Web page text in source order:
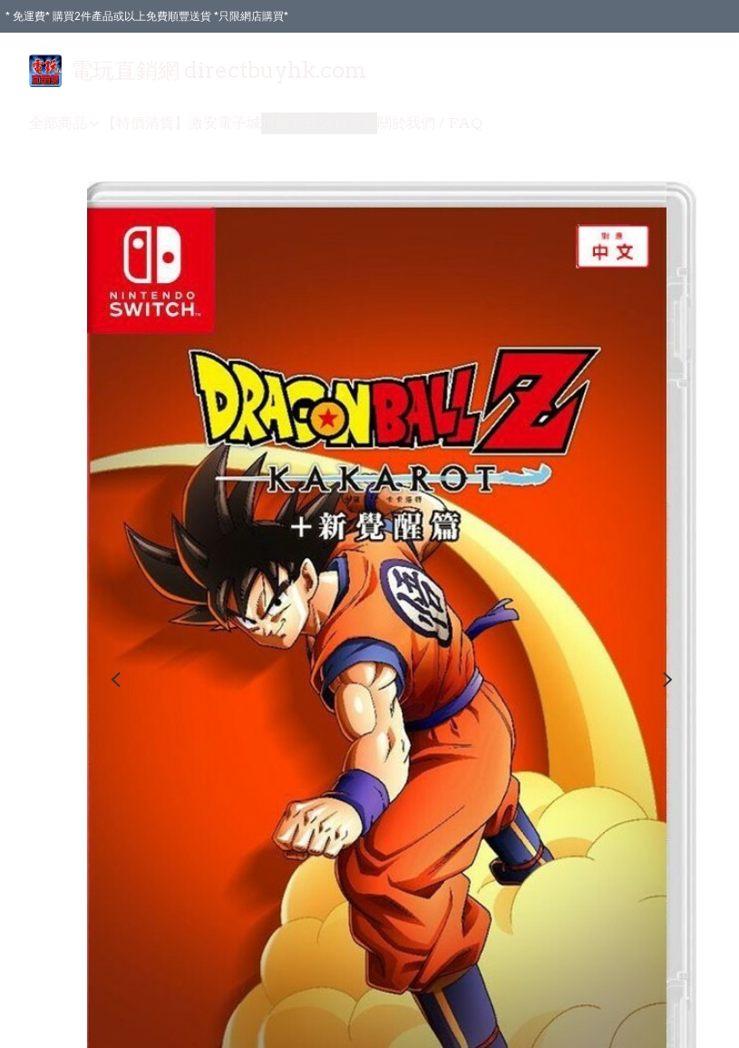
* 免運費* 購買2件產品或以上免費順豐送貨 *只限網店購買*